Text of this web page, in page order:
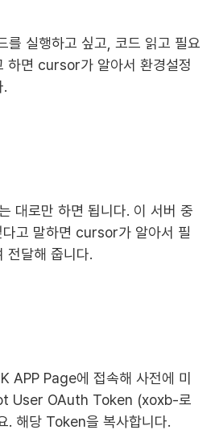
실행하고 싶고, 코드 읽고 필요
하면 cursor가 알아서 환경설정
.
대로만 하면 됩니다. 이 서버 중
고 말하면 cursor가 알아서 필
전달해 줍니다.
APP Page에 접속해 사전에 미
User OAuth Token (xoxb-로
. 해당 Token을 복사합니다.